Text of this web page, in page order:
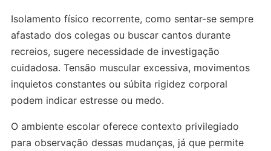
Isolamento físico recorrente, como sentar-se sempre
afastado dos colegas ou buscar cantos durante
recreios, sugere necessidade de investigação
cuidadosa. Tensão muscular excessiva, movimentos
inquietos constantes ou súbita rigidez corporal
podem indicar estresse ou medo.
O ambiente escolar oferece contexto privilegiado
para observação dessas mudanças, já que permite